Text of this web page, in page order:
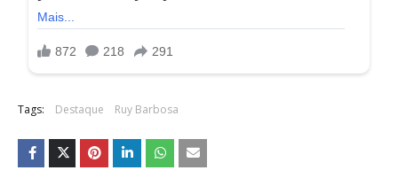
Tags: Destaque Ruy Barbosa